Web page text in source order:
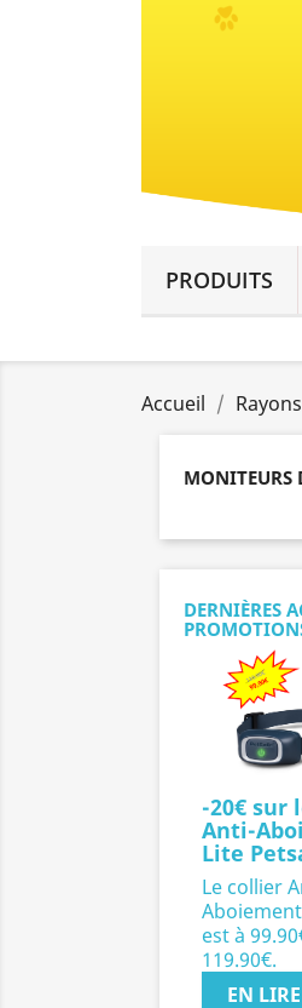
PRODUITS
Accueil
MONITEURS
DERNIÈRES
-20€ sur
Anti-
Lite
Le collier
est à
119.90€.
EN